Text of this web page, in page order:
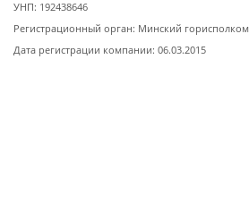
УНП: 192438646
Регистрационный орган: Минский горисполком
Дата регистрации компании: 06.03.2015